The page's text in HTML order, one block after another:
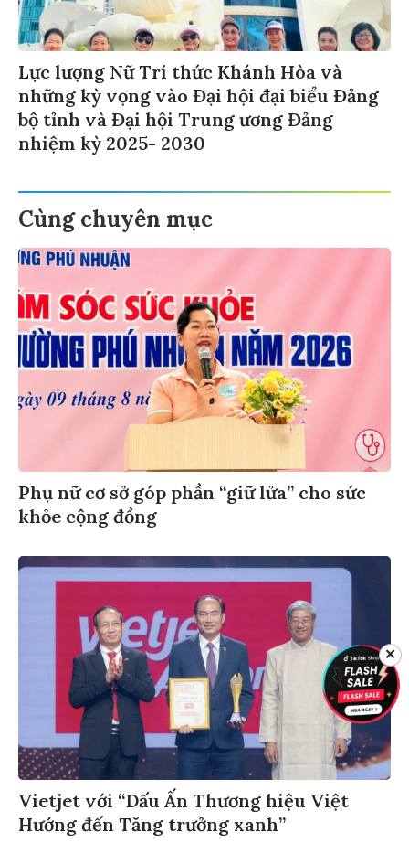
Lực lượng Nữ Trí thức Khánh Hòa và
những kỳ vọng vào Đại hội đại biểu Đảng
bộ tỉnh và Đại hội Trung ương Đảng
nhiệm kỳ 2025- 2030
Cùng chuyên mục
Phụ nữ cơ sở góp phần “giữ lửa” cho sức
khỏe cộng đồng
Vietjet với “Dấu Ấn Thương hiệu Việt
Hướng đến Tăng trưởng xanh”
✕